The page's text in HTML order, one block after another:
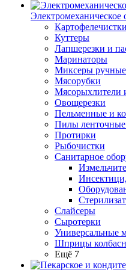
Электромеханическое
Картофелечистки
Куттеры
Лапшерезки и
Маринаторы
Миксеры ручные
Мясорубки
Мясорыхлители
Овощерезки
Пельменные и
Пилы ленточные
Протирки
Рыбочистки
Санитарное
Слайсеры
Сыротерки
Универсальные
Шприцы
Ещё 7